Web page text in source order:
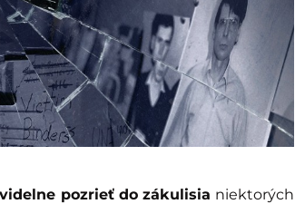
pozrieť do zákulisia niektorých